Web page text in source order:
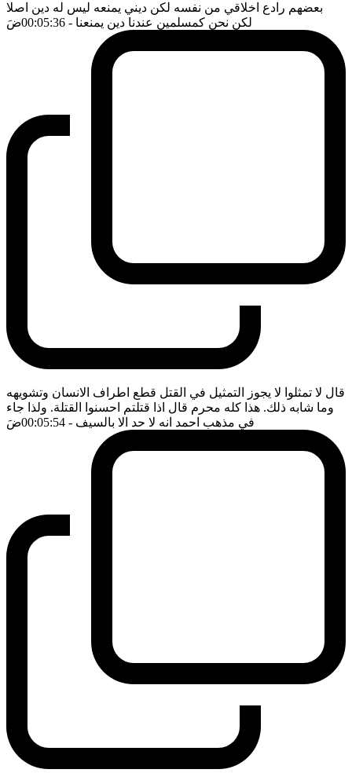
بعضهم رادع اخلاقي من نفسه لكن ديني يمنعه ليس له دين اصلا
لكن نحن كمسلمين عندنا دين يمنعنا - 00:05:36 ضَ
قال لا تمثلوا لا يجوز التمثيل في القتل قطع اطراف الانسان وتشويهه
وما شابه ذلك. هذا كله محرم قال اذا قتلتم احسنوا القتلة. ولذا جاء
في مذهب احمد انه لا حد الا بالسيف - 00:05:54 ضَ